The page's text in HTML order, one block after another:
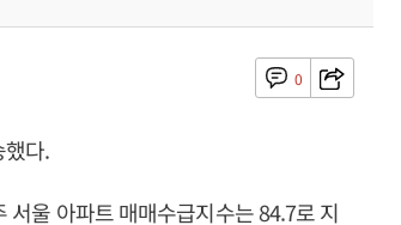
0
다.
울 아파트 매매수급지수는 84.7로 지